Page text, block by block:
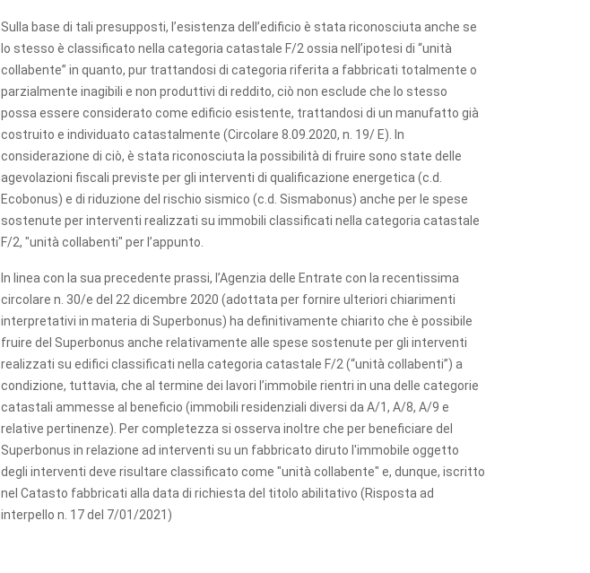
Sulla base di tali presupposti, l’esistenza dell’edificio è stata riconosciuta anche se
lo stesso è classificato nella categoria catastale F/2 ossia nell’ipotesi di “unità
collabente” in quanto, pur trattandosi di categoria riferita a fabbricati totalmente o
parzialmente inagibili e non produttivi di reddito, ciò non esclude che lo stesso
possa essere considerato come edificio esistente, trattandosi di un manufatto già
costruito e individuato catastalmente (Circolare 8.09.2020, n. 19/ E). In
considerazione di ciò, è stata riconosciuta la possibilità di fruire sono state delle
agevolazioni fiscali previste per gli interventi di qualificazione energetica (c.d.
Ecobonus) e di riduzione del rischio sismico (c.d. Sismabonus) anche per le spese
sostenute per interventi realizzati su immobili classificati nella categoria catastale
F/2, "unità collabenti" per l’appunto.
In linea con la sua precedente prassi, l’Agenzia delle Entrate con la recentissima
circolare n. 30/e del 22 dicembre 2020 (adottata per fornire ulteriori chiarimenti
interpretativi in materia di Superbonus) ha definitivamente chiarito che è possibile
fruire del Superbonus anche relativamente alle spese sostenute per gli interventi
realizzati su edifici classificati nella categoria catastale F/2 (“unità collabenti”) a
condizione, tuttavia, che al termine dei lavori l’immobile rientri in una delle categorie
catastali ammesse al beneficio (immobili residenziali diversi da A/1, A/8, A/9 e
relative pertinenze). Per completezza si osserva inoltre che per beneficiare del
Superbonus in relazione ad interventi su un fabbricato diruto l'immobile oggetto
degli interventi deve risultare classificato come "unità collabente" e, dunque, iscritto
nel Catasto fabbricati alla data di richiesta del titolo abilitativo (Risposta ad
interpello n. 17 del 7/01/2021)